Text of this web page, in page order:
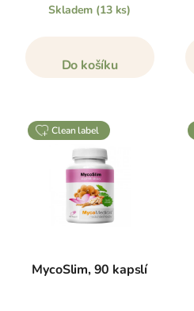
Skladem (13 ks)
Do košíku
clean label
MycoSlim, 90 kapslí